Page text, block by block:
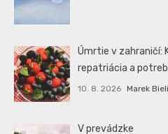
Úmrtie v zahraničí:
repatriácia a
10. 8. 2026 Marek
V prevádzke